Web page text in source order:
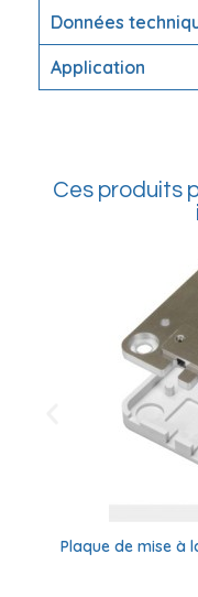
Données
Application
Ces produits
Plaque de mise à